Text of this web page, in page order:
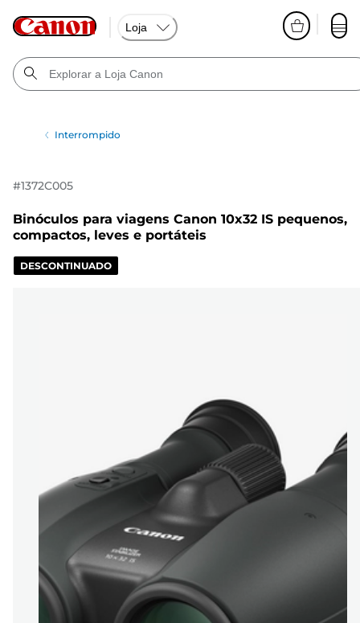
Loja
Interrompido
#1372C005
Binóculos para viagens Canon 10x32 IS pequenos,
compactos, leves e portáteis
DESCONTINUADO